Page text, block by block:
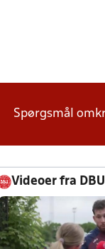
Spørgsmål
Videoer fra DBU